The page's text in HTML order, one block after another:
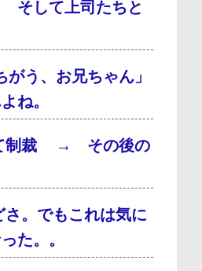
そして上司たちと
う、お兄ちゃん」
ね。
て制裁 → その後の
。でもこれは気に
た。。